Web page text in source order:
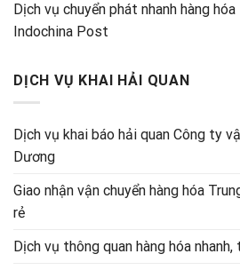
Dịch vụ chuyển phát nhanh hàng
Indochina Post
DỊCH VỤ KHAI HẢI QUAN
Dịch vụ khai báo hải quan Công ty
Dương
Giao nhận vận chuyển hàng hóa
rẻ
Dịch vụ thông quan hàng hóa